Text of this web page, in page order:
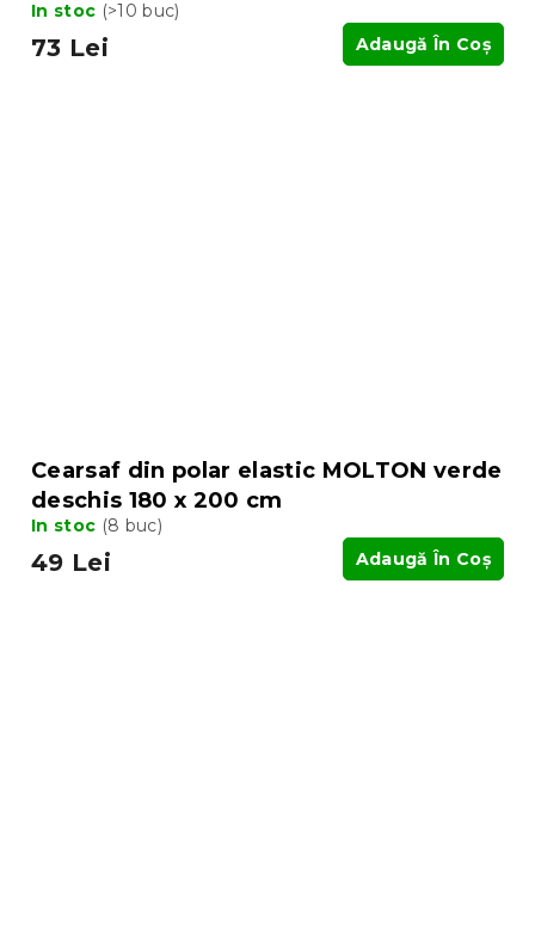
In stoc (>10 buc)
73 Lei Adaugă În Coş
Cearsaf din polar elastic MOLTON verde
deschis 180 x 200 cm
In stoc (8 buc)
49 Lei Adaugă În Coş